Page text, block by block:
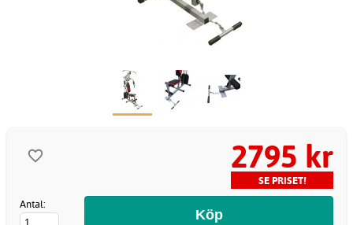
2795 kr
SE PRISET!
Antal: